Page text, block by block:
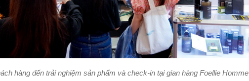
hàng đến trải nghiệm sản phẩm và check-in tại gian hàng Foellie Homme